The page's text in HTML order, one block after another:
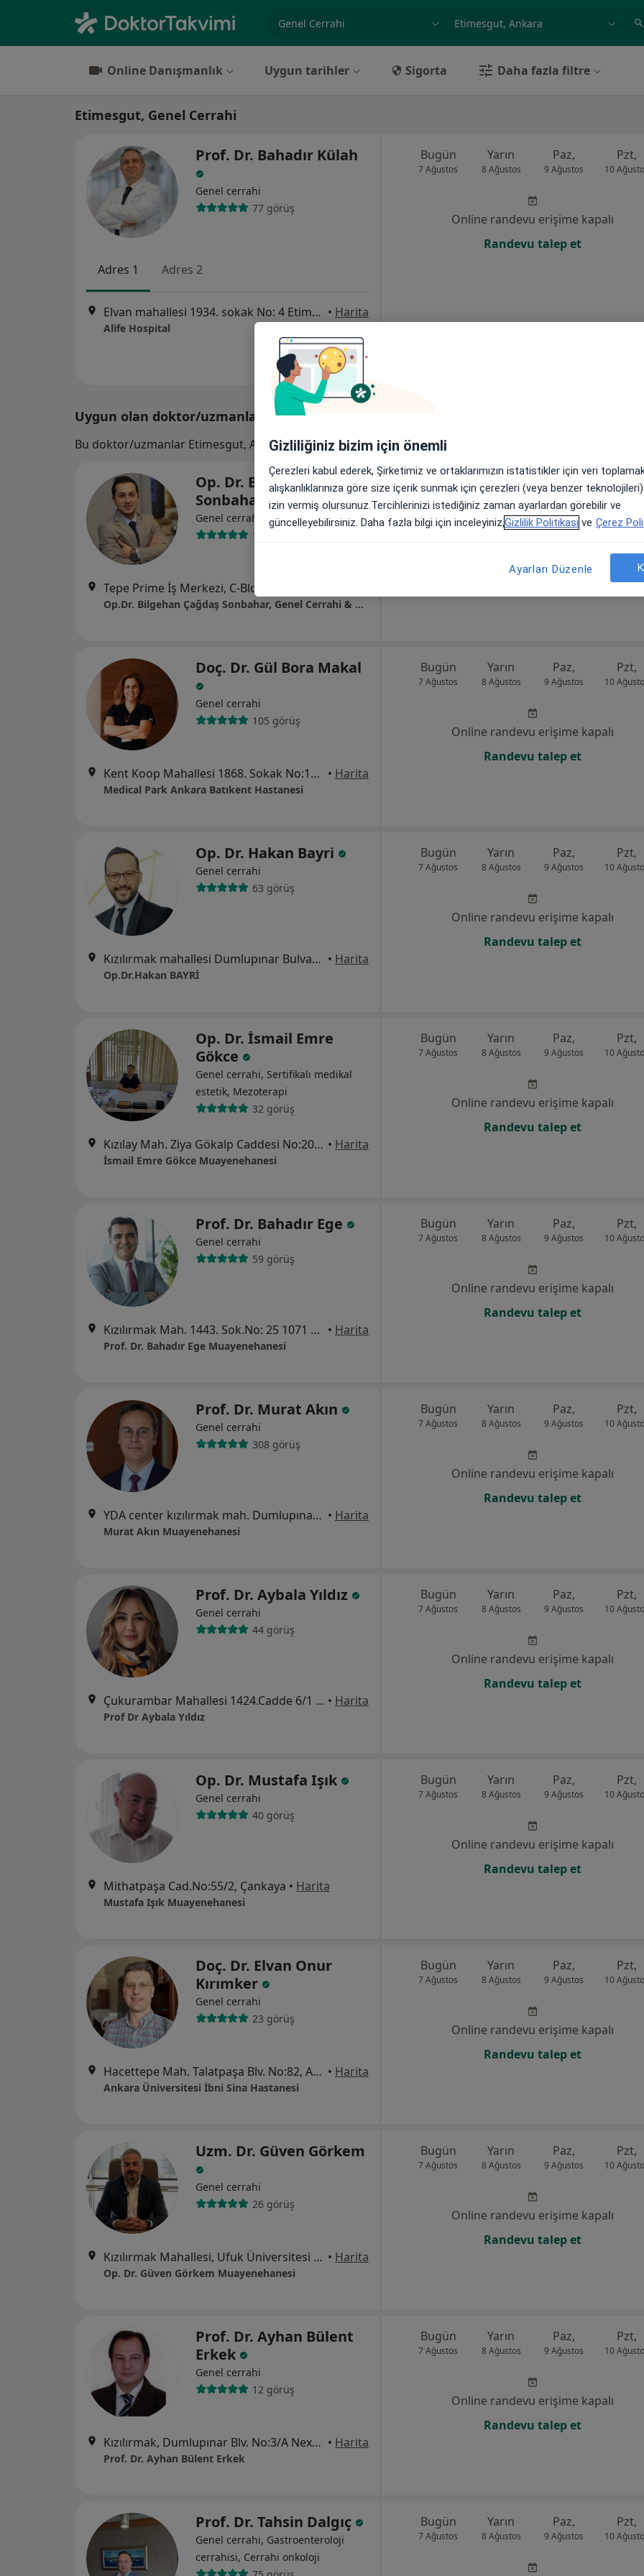
Online Danışmanlık Uygun tarihler Sigorta Daha fazla filtre
Etimesgut, Genel Cerrahi
Prof. Dr. Bahadır Külah
Genel cerrahi
77 görüş
Adres 1 Adres 2
Elvan mahallesi 1934. sokak No: 4 Etimesgut, Altındağ • Harita
Alife Hospital
Bugün
7 Ağustos
Yarın
8 Ağustos
Paz,
9 Ağustos
Pzt,
10
Online randevu erişime kapalı
Randevu talep et
Uygun olan doktor/uzmanlar
Bu doktor/uzmanlar Etimesgut, Ankara aramanıza yakın bölgelerde bulunuyor.
Op. Dr. Bilgehan Çağdaş
Sonbahar
Genel cerrahi, Metabolik cerrahi
159 görüş
Op.Dr. Bilgehan Çağdaş Sonbahar, Genel Cerrahi & Obezite Cerrahisi Merkezi
Bugün Yarın
8 Ağustos
Paz, Pzt,
10 Ağustos
Randevu talep et
Doç. Dr. Gül Bora Makal
Genel cerrahi
105 görüş
Kent Koop Mahallesi 1868. Sokak No:15, Yenimahalle • Harita
Medical Park Ankara Batıkent Hastanesi
Bugün
7 Ağustos
Yarın
8 Ağustos
Paz,
9 Ağustos
Pzt,
10
Online randevu erişime kapalı
Randevu talep et
Op. Dr. Hakan Bayri
Genel cerrahi
63 görüş
Kızılırmak mahallesi Dumlupınar Bulvarı 9A YDA Center, Ankara • Harita
Op.Dr.Hakan BAYRİ
Bugün
7 Ağustos
Yarın
8 Ağustos
Paz,
9 Ağustos
Pzt,
10
Online randevu erişime kapalı
Randevu talep et
Op. Dr. İsmail Emre
Gökce
Genel cerrahi, Sertifikalı medikal
estetik, Mezoterapi
32 görüş
Kızılay Mah. Ziya Gökalp Caddesi No:20/1, Ankara • Harita
İsmail Emre Gökce Muayenehanesi
Bugün
7 Ağustos
Yarın
8 Ağustos
Paz,
9 Ağustos
Pzt,
10
Online randevu erişime kapalı
Randevu talep et
Prof. Dr. Bahadır Ege
Genel cerrahi
59 görüş
Kızılırmak Mah. 1443. Sok.No: 25 1071 Plaza Kat:16 No:113 Çukurambar, Ankara • Harita
Prof. Dr. Bahadır Ege Muayenehanesi
Bugün
7 Ağustos
Yarın
8 Ağustos
Paz,
9 Ağustos
Pzt,
10
Online randevu erişime kapalı
Randevu talep et
Prof. Dr. Murat Akın
Genel cerrahi
308 görüş
YDA center kızılırmak mah. Dumlupınar bulvarı no :9 A /614, Çankaya • Harita
Murat Akın Muayenehanesi
Bugün
7 Ağustos
Yarın
8 Ağustos
Paz,
9 Ağustos
Pzt,
10
Online randevu erişime kapalı
Randevu talep et
Prof. Dr. Aybala Yıldız
Genel cerrahi
44 görüş
Çukurambar Mahallesi 1424.Cadde 6/1 Cubes B Blok K:12 No:223, Ankara • Harita
Prof Dr Aybala Yıldız
Bugün
7 Ağustos
Yarın
8 Ağustos
Paz,
9 Ağustos
Pzt,
10
Online randevu erişime kapalı
Randevu talep et
Op. Dr. Mustafa Işık
Genel cerrahi
40 görüş
Mithatpaşa Cad.No:55/2, Çankaya • Harita
Mustafa Işık Muayenehanesi
Bugün
7 Ağustos
Yarın
8 Ağustos
Paz,
9 Ağustos
Pzt,
10
Online randevu erişime kapalı
Randevu talep et
Doç. Dr. Elvan Onur
Kırımker
Genel cerrahi
23 görüş
Hacettepe Mah. Talatpaşa Blv. No:82, Ankara • Harita
Ankara Üniversitesi İbni Sina Hastanesi
Bugün
7 Ağustos
Yarın
8 Ağustos
Paz,
9 Ağustos
Pzt,
10
Online randevu erişime kapalı
Randevu talep et
Uzm. Dr. Güven Görkem
Genel cerrahi
26 görüş
Kızılırmak Mahallesi, Ufuk Üniversitesi Caddesi No:2/1 Paragon Tower Kat:3 Ofis No:18, Ankara • Harita
Op. Dr. Güven Görkem Muayenehanesi
Bugün
7 Ağustos
Yarın
8 Ağustos
Paz,
9 Ağustos
Pzt,
10
Online randevu erişime kapalı
Randevu talep et
Prof. Dr. Ayhan Bülent
Erkek
Genel cerrahi
12 görüş
Kızılırmak, Dumlupınar Blv. No:3/A Next Level İş Mrk. K:6 Ofis:22, Ankara • Harita
Prof. Dr. Ayhan Bülent Erkek
Bugün
7 Ağustos
Yarın
8 Ağustos
Paz,
9 Ağustos
Pzt,
10
Online randevu erişime kapalı
Randevu talep et
Prof. Dr. Tahsin Dalgıç
Genel cerrahi, Gastroenteroloji
cerrahisi, Cerrahi onkoloji
Bugün
7 Ağustos
Yarın
8 Ağustos
Paz,
9 Ağustos
Pzt,
10
Gizliliğiniz bizim için önemli
Çerezleri kabul ederek, Şirketimiz ve ortaklarımızın istatistikler için veri
alışkanlıklarınıza göre size içerik sunmak için çerezleri (veya benzer
izin vermiş olursunuz.Tercihlerinizi istediğiniz zaman ayarlardan görebilir ve
güncelleyebilirsiniz. Daha fazla bilgi için inceleyiniz,Gizlilik Politikası ve Çerez
Ayarları Düzenle